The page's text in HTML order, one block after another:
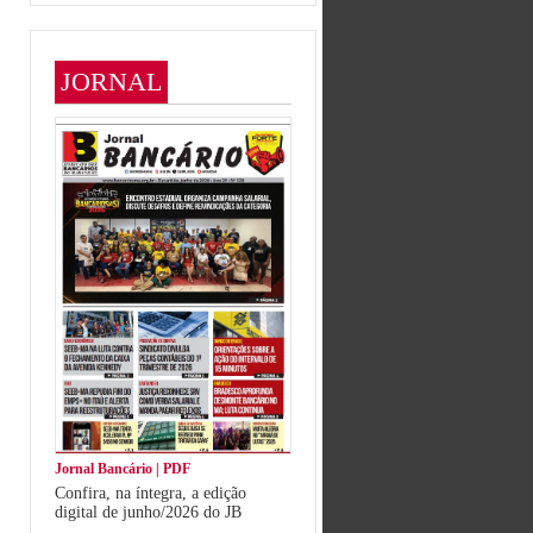
JORNAL
Jornal Bancário | PDF
Confira, na íntegra, a edição
digital de junho/2026 do JB